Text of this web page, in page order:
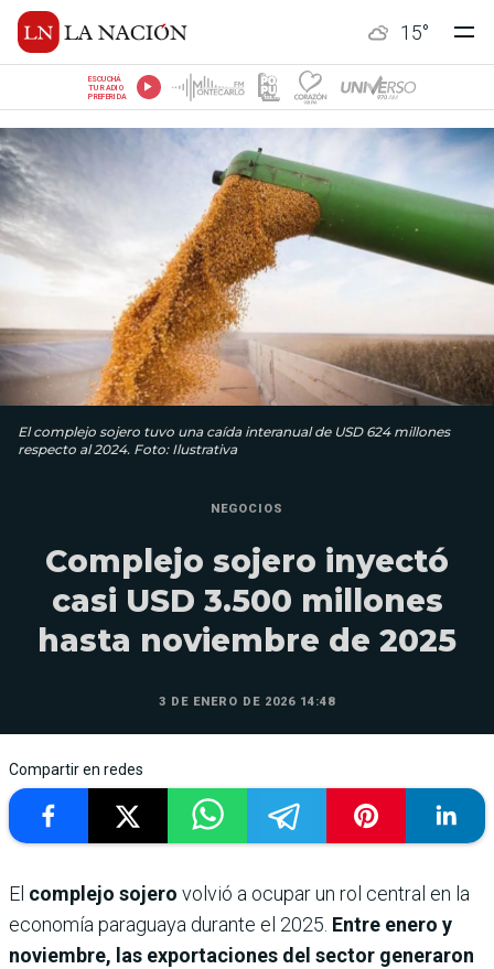
15°
ESCUCHÁ
TU RADIO
PREFERIDA
El complejo sojero tuvo una caída interanual de USD 624 millones
respecto al 2024. Foto: Ilustrativa
NEGOCIOS
Complejo sojero inyectó
casi USD 3.500 millones
hasta noviembre de 2025
3 DE ENERO DE 2026 14:48
Compartir en redes
El complejo sojero volvió a ocupar un rol central en la
economía paraguaya durante el 2025. Entre enero y
noviembre, las exportaciones del sector generaron